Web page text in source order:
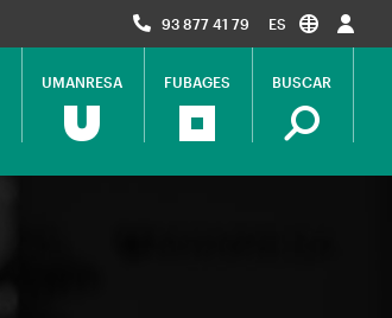
93 877 41 79 ES
UMANRESA FUBAGES BUSCAR